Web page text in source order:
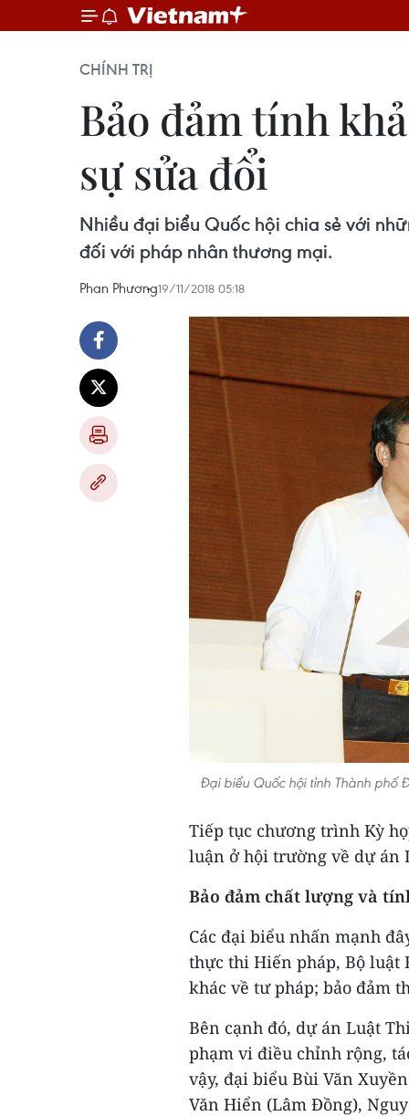
CHÍNH TRỊ
Bảo đảm tính
sự sửa đổi
Nhiều đại biểu Quốc hội chia sẻ với
đối với pháp nhân thương mại.
Phan Phương19/11/2018 05:18
Đại biểu Quốc hội tỉnh Thành phố
Tiếp tục chương trình Kỳ
luận ở hội trường về dự án
Bảo đảm chất lượng và
Các đại biểu nhấn mạnh
thực thi Hiến pháp, Bộ luật
khác về tư pháp; bảo đảm
Bên cạnh đó, dự án Luật
phạm vi điều chỉnh rộng,
vậy, đại biểu Bùi Văn
Văn Hiển (Lâm Đồng),